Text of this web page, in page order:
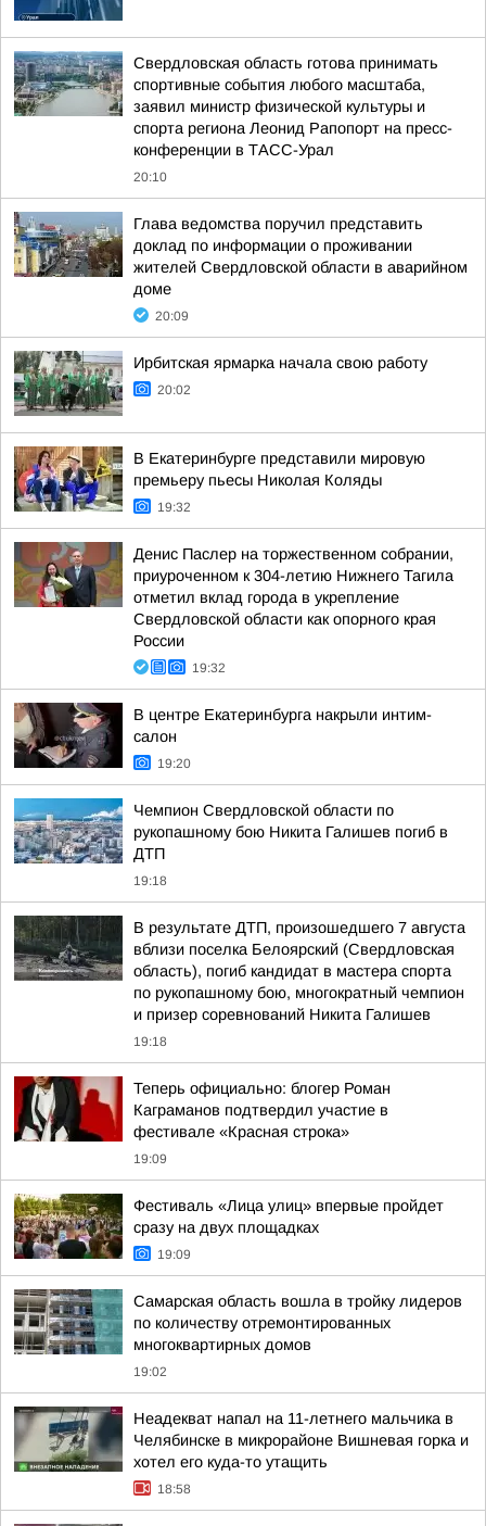
Свердловская область готова принимать
спортивные события любого масштаба,
заявил министр физической культуры и
спорта региона Леонид Рапопорт на пресс-
конференции в ТАСС-Урал
20:10
Глава ведомства поручил представить
доклад по информации о проживании
жителей Свердловской области в аварийном
доме
20:09
Ирбитская ярмарка начала свою работу
20:02
В Екатеринбурге представили мировую
премьеру пьесы Николая Коляды
19:32
Денис Паслер на торжественном собрании,
приуроченном к 304-летию Нижнего Тагила
отметил вклад города в укрепление
Свердловской области как опорного края
России
19:32
В центре Екатеринбурга накрыли интим-
салон
19:20
Чемпион Свердловской области по
рукопашному бою Никита Галишев погиб в
ДТП
19:18
В результате ДТП, произошедшего 7 августа
вблизи поселка Белоярский (Свердловская
область), погиб кандидат в мастера спорта
по рукопашному бою, многократный чемпион
и призер соревнований Никита Галишев
19:18
Теперь официально: блогер Роман
Каграманов подтвердил участие в
фестивале «Красная строка»
19:09
Фестиваль «Лица улиц» впервые пройдет
сразу на двух площадках
19:09
Самарская область вошла в тройку лидеров
по количеству отремонтированных
многоквартирных домов
19:02
Неадекват напал на 11-летнего мальчика в
Челябинске в микрорайоне Вишневая горка и
хотел его куда-то утащить
18:58